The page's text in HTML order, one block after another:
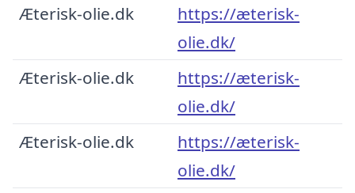
Æterisk-olie.dk
https://æterisk-
olie.dk/
Æterisk-olie.dk
https://æterisk-
olie.dk/
Æterisk-olie.dk
https://æterisk-
olie.dk/